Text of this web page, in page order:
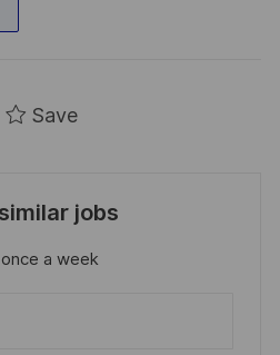
Save
jobs
a week